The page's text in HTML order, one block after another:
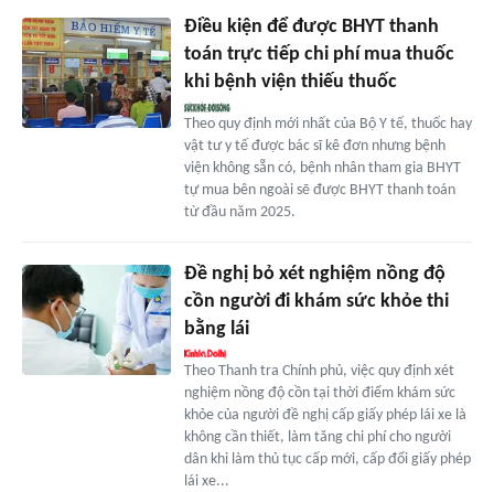
Điều kiện để được BHYT thanh
toán trực tiếp chi phí mua thuốc
khi bệnh viện thiếu thuốc
Theo quy định mới nhất của Bộ Y tế, thuốc hay
vật tư y tế được bác sĩ kê đơn nhưng bệnh
viện không sẵn có, bệnh nhân tham gia BHYT
tự mua bên ngoài sẽ được BHYT thanh toán
từ đầu năm 2025.
Đề nghị bỏ xét nghiệm nồng độ
cồn người đi khám sức khỏe thi
bằng lái
Theo Thanh tra Chính phủ, việc quy định xét
nghiệm nồng độ cồn tại thời điểm khám sức
khỏe của người đề nghị cấp giấy phép lái xe là
không cần thiết, làm tăng chi phí cho người
dân khi làm thủ tục cấp mới, cấp đổi giấy phép
lái xe...